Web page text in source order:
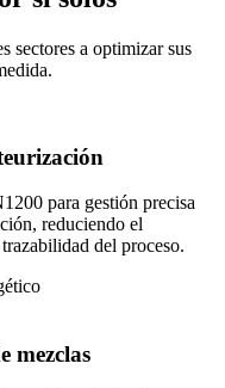
sectores a optimizar sus
para gestión precisa
reduciendo el
del proceso.
mezclas